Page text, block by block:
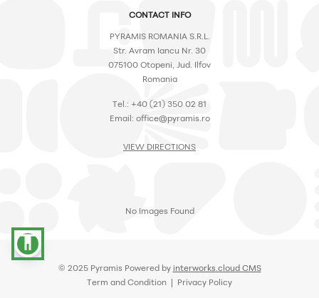
accessibility
CONTACT INFO
PYRAMIS ROMANIA S.R.L.
Str. Avram Iancu Nr. 30
075100 Otopeni, Jud. Ilfov
Romania
Tel.: +40 (21) 350 02 81
Email: office@pyramis.ro
VIEW DIRECTIONS
No Images Found
© 2025 Pyramis Powered by interworks.cloud CMS
Term and Condition | Privacy Policy